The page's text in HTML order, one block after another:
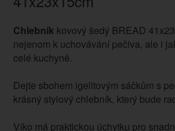
Chlebník kovový šedý BREAD
nejenom k uchovávání pečiva, ale i
celé kuchyně.
Dejte sbohem igelitovým sáčkům s
krásný stylový chlebník, který bude
Víko má praktickou úchytku pro